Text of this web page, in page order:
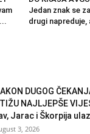
Jedan znak se
drugi napreduje,
DUGOG
NAJLJEPŠE
Jarac i Škorpija
3, 2026